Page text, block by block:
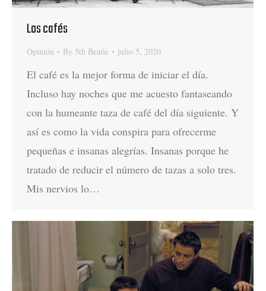
Los cafés
Opinión By 5th Beatle julio 5, 2020
El café es la mejor forma de iniciar el día.
Incluso hay noches que me acuesto fantaseando
con la humeante taza de café del día siguiente. Y
así es como la vida conspira para ofrecerme
pequeñas e insanas alegrías. Insanas porque he
tratado de reducir el número de tazas a solo tres.
Mis nervios lo…